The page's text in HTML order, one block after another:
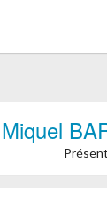
Miquel